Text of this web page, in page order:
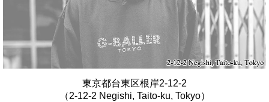
東京都台東区根岸2-12-2
（2-12-2 Negishi, Taito-ku, Tokyo）